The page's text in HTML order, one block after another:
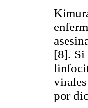
[8]. Si
por